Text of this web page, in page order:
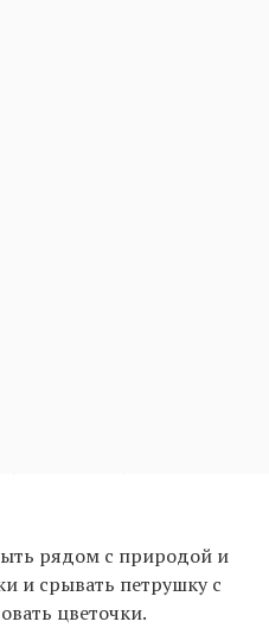
рядом с природой и
и срывать петрушку с
цветочки.